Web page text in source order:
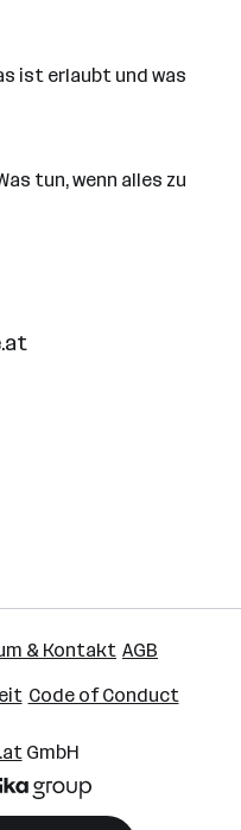
ist erlaubt und was
tun, wenn alles zu
& Kontakt AGB
Code of Conduct
GmbH